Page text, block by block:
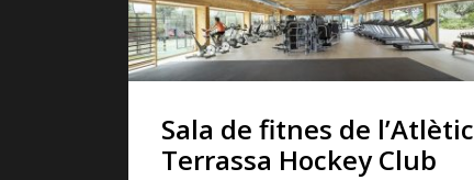
Sala de fitnes de l’Atlètic
Terrassa Hockey Club